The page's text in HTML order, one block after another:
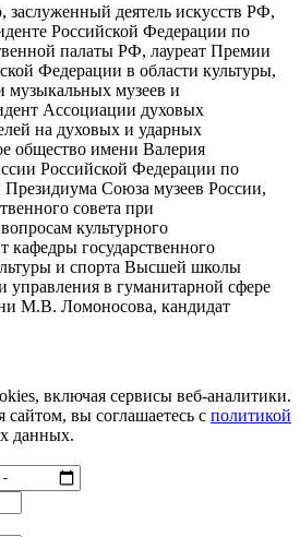
заслуженный деятель искусств РФ,
Российской Федерации по
палаты РФ, лауреат Премии
Федерации в области культуры,
музыкальных музеев и
Ассоциации духовых
на духовых и ударных
общество имени Валерия
Российской Федерации по
Союза музеев России,
совета при
культурного
кафедры государственного
и спорта Высшей школы
управления в гуманитарной сфере
М.В. Ломоносова, кандидат
включая сервисы веб-аналитики.
сайтом, вы соглашаетесь с политикой
данных.